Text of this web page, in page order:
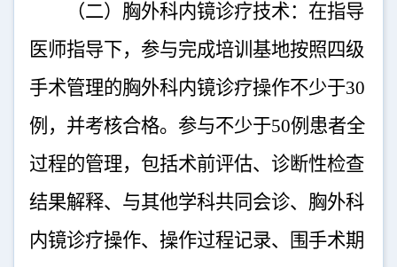
（二）胸外科内镜诊疗技术：在指导
医师指导下，参与完成培训基地按照四级
手术管理的胸外科内镜诊疗操作不少于30
例，并考核合格。参与不少于50例患者全
过程的管理，包括术前评估、诊断性检查
结果解释、与其他学科共同会诊、胸外科
内镜诊疗操作、操作过程记录、围手术期